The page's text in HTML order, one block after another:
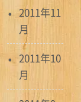
2011年11
月
2011年10
月